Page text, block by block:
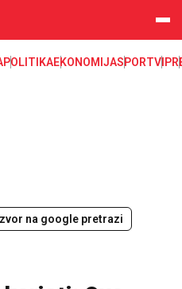
POLITIKAEKONOMIJASPORTVIP
na google pretrazi